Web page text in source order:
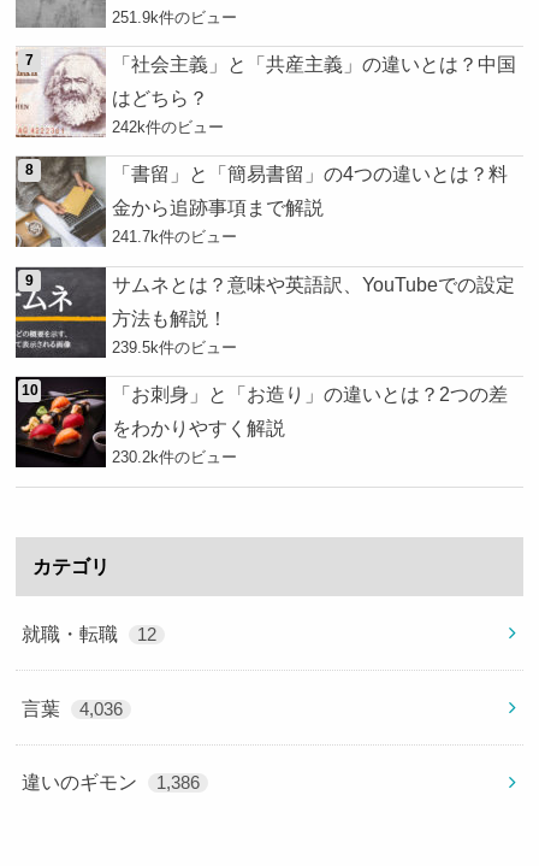
251.9k件のビュー
「社会主義」と「共産主義」の違いとは？中国
はどちら？
242k件のビュー
「書留」と「簡易書留」の4つの違いとは？料
金から追跡事項まで解説
241.7k件のビュー
サムネとは？意味や英語訳、YouTubeでの設定
方法も解説！
239.5k件のビュー
「お刺身」と「お造り」の違いとは？2つの差
をわかりやすく解説
230.2k件のビュー
カテゴリ
就職・転職 12
言葉 4,036
違いのギモン 1,386